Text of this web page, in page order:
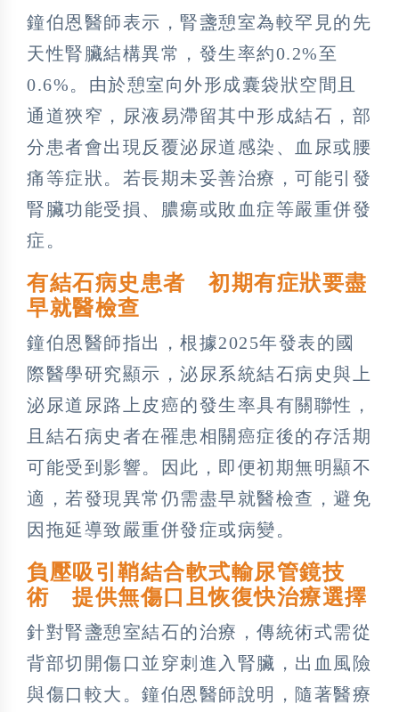
鐘伯恩醫師表示，腎盞憩室為較罕見的先
天性腎臟結構異常，發生率約0.2%至
0.6%。由於憩室向外形成囊袋狀空間且
通道狹窄，尿液易滯留其中形成結石，部
分患者會出現反覆泌尿道感染、血尿或腰
痛等症狀。若長期未妥善治療，可能引發
腎臟功能受損、膿瘍或敗血症等嚴重併發
症。
有結石病史患者 初期有症狀要盡
早就醫檢查
鐘伯恩醫師指出，根據2025年發表的國
際醫學研究顯示，泌尿系統結石病史與上
泌尿道尿路上皮癌的發生率具有關聯性，
且結石病史者在罹患相關癌症後的存活期
可能受到影響。因此，即便初期無明顯不
適，若發現異常仍需盡早就醫檢查，避免
因拖延導致嚴重併發症或病變。
負壓吸引鞘結合軟式輸尿管鏡技
術 提供無傷口且恢復快治療選擇
針對腎盞憩室結石的治療，傳統術式需從
背部切開傷口並穿刺進入腎臟，出血風險
與傷口較大。鐘伯恩醫師說明，隨著醫療